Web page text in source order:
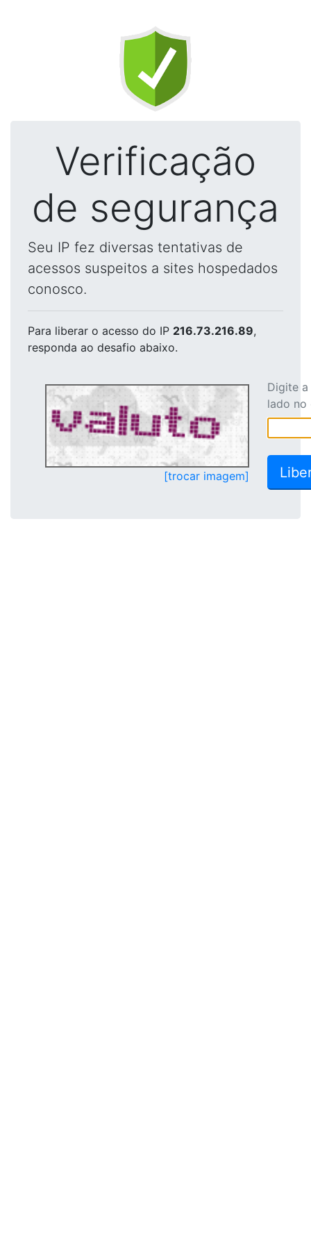
Verificação
de segurança
Seu IP fez diversas tentativas de
acessos suspeitos a sites hospedados
conosco.
Para liberar o acesso do IP 216.73.216.89,
responda ao desafio abaixo.
[trocar imagem]
Digite
lado no